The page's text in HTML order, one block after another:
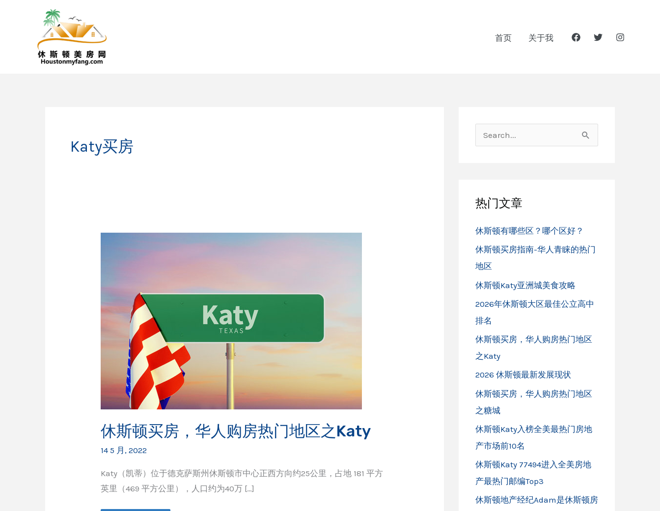
首页 关于我
Katy买房
休斯顿买房，华人购房热门地区之Katy
14 5 月, 2022
Katy（凯蒂）位于德克萨斯州休斯顿市中心正西方向约25公里，占地 181 平方
英里（469 平方公里），人口约为40万 […]
索
热门文章
休斯顿有哪些区？哪个区好？
休斯顿买房指南-华人青睐的热门
地区
休斯顿Katy亚洲城美食攻略
2026年休斯顿大区最佳公立高中
排名
休斯顿买房，华人购房热门地区
之Katy
2026 休斯顿最新发展现状
休斯顿买房，华人购房热门地区
之糖城
休斯顿Katy入榜全美最热门房地
产市场前10名
休斯顿Katy 77494进入全美房地
产最热门邮编Top3
休斯顿地产经纪Adam是休斯顿房